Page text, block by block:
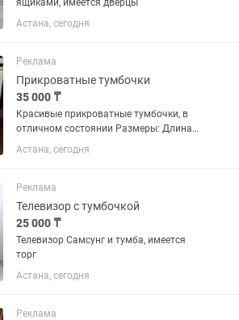
ящиками, имеется дверцы
Астана, сегодня
Реклама
Прикроватные тумбочки
35 000 ₸
Красивые прикроватные тумбочки, в
отличном состоянии Размеры: Длина
Астана, сегодня
Реклама
Телевизор с тумбочкой
25 000 ₸
Телевизор Самсунг и тумба, имеется
торг
Астана, сегодня
Реклама